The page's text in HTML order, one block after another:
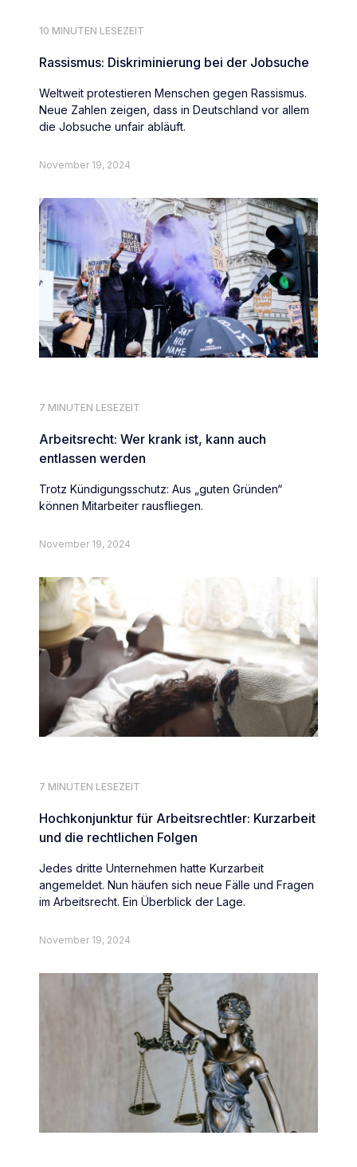
10 MINUTEN LESEZEIT
Rassismus: Diskriminierung bei der Jobsuche
Weltweit protestieren Menschen gegen Rassismus.
Neue Zahlen zeigen, dass in Deutschland vor allem
die Jobsuche unfair abläuft.
November 19, 2024
7 MINUTEN LESEZEIT
Arbeitsrecht: Wer krank ist, kann auch
entlassen werden
Trotz Kündigungsschutz: Aus „guten Gründen“
können Mitarbeiter rausfliegen.
November 19, 2024
7 MINUTEN LESEZEIT
Hochkonjunktur für Arbeitsrechtler: Kurzarbeit
und die rechtlichen Folgen
Jedes dritte Unternehmen hatte Kurzarbeit
angemeldet. Nun häufen sich neue Fälle und Fragen
im Arbeitsrecht. Ein Überblick der Lage.
November 19, 2024